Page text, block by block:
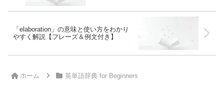
「elaboration」の意味と使い方をわかり
やすく解説【フレーズ＆例文付き】
ホーム 英単語辞典 for Beginners